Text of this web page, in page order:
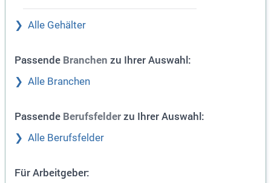
Alle Gehälter
Passende Branchen zu Ihrer Auswahl:
Alle Branchen
Passende Berufsfelder zu Ihrer Auswahl:
Alle Berufsfelder
Für Arbeitgeber: